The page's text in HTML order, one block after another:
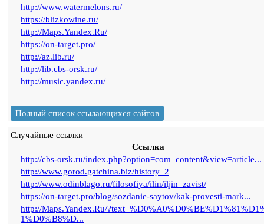
http://www.watermelons.ru/
https://blizkowine.ru/
http://Maps.Yandex.Ru/
https://on-target.pro/
http://az.lib.ru/
http://lib.cbs-orsk.ru/
http://music.yandex.ru/
Полный список ссылающихся сайтов
Случайные ссылки
Ссылка
http://cbs-orsk.ru/index.php?option=com_content&view=article...
http://www.gorod.gatchina.biz/history_2
http://www.odinblago.ru/filosofiya/ilin/iljin_zavist/
https://on-target.pro/blog/sozdanie-saytov/kak-provesti-mark...
http://Maps.Yandex.Ru/
1%D0%B8%D...